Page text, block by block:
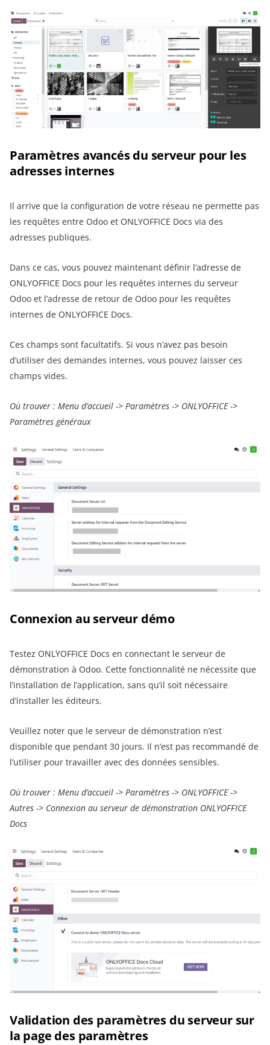
Paramètres avancés du serveur pour les
adresses internes
Il arrive que la configuration de votre réseau ne permette pas
les requêtes entre Odoo et ONLYOFFICE Docs via des
adresses publiques.
Dans ce cas, vous pouvez maintenant définir l’adresse de
ONLYOFFICE Docs pour les requêtes internes du serveur
Odoo et l’adresse de retour de Odoo pour les requêtes
internes de ONLYOFFICE Docs.
Ces champs sont facultatifs. Si vous n’avez pas besoin
d’utiliser des demandes internes, vous pouvez laisser ces
champs vides.
Où trouver : Menu d’accueil -> Paramètres -> ONLYOFFICE ->
Paramètres généraux
Connexion au serveur démo
Testez ONLYOFFICE Docs en connectant le serveur de
démonstration à Odoo. Cette fonctionnalité ne nécessite que
l’installation de l’application, sans qu’il soit nécessaire
d’installer les éditeurs.
Veuillez noter que le serveur de démonstration n’est
disponible que pendant 30 jours. Il n’est pas recommandé de
l’utiliser pour travailler avec des données sensibles.
Où trouver : Menu d’accueil -> Paramètres -> ONLYOFFICE ->
Autres -> Connexion au serveur de démonstration ONLYOFFICE
Docs
Validation des paramètres du serveur sur
la page des paramètres